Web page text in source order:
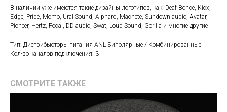
В наличии уже имеются такие дизайны логотипов, как: Deaf Bonce, Kicx,
Edge, Pride, Momo, Ural Sound, Alphard, Machete, Sundown audio, Avatar,
Pioneer, Hertz, Focal, DD audio, Swat, Loud Sound, Gorilla и многие другие
Тип: Дистрибьюторы питания ANL Биполярные / Комбинированные
Кол-во каналов подключения: 3
СМОТРИТЕ ТАКЖЕ